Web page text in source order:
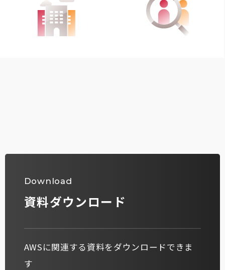
Download
資料ダウンロード
AWSに関連する資料をダウンロードできま
す